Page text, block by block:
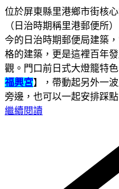
位於屏東縣里港鄉市街核
（日治時期稱里港郵便所
今的日治時期郵便局建築
格的建築，更是這裡百年
觀。門口前日式大燈籠特
福興宮】，帶動起另外一
旁邊，也可以一起安排踩
繼續閱讀